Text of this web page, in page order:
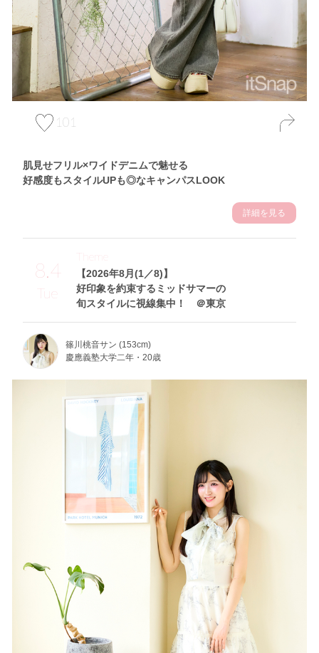
101
肌見せフリル×ワイドデニムで魅せる
好感度もスタイルUPも◎なキャンパスLOOK
詳細を見る
8.4
Tue
【2026年8月(1／8)】
好印象を約束するミッドサマーの
旬スタイルに視線集中！ ＠東京
Theme
篠川桃音サン (153cm)
慶應義塾大学二年・20歳